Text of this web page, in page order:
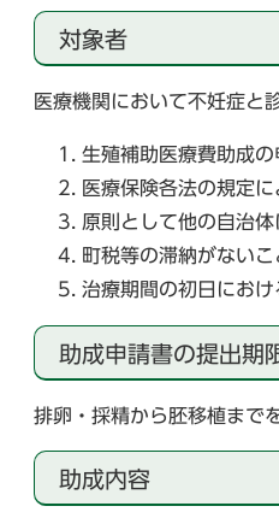
対象者
医療機関において不妊症と
生殖補助医療費助成
医療保険各法の規定
原則として他の自治
町税等の滞納がないこ
治療期間の初日にお
助成申請書の提出期
排卵・採精から胚移植まで
助成内容